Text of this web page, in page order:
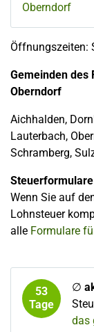
Oberndorf
Öffnungszeiten:
Gemeinden des
Oberndorf
Aichhalden,
Lauterbach,
Schramberg,
Steuerformulare
Wenn Sie auf
Lohnsteuer
alle Formulare
53
Tage
∅
das